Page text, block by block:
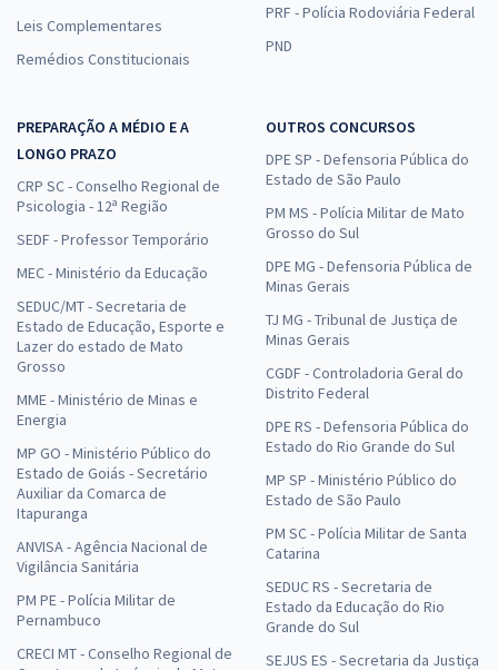
Leis Complementares
Remédios Constitucionais
PRF - Polícia Rodoviária Federal
PND
PREPARAÇÃO A MÉDIO E A
LONGO PRAZO
CRP SC - Conselho Regional de
Psicologia - 12ª Região
SEDF - Professor Temporário
MEC - Ministério da Educação
SEDUC/MT - Secretaria de
Estado de Educação, Esporte e
Lazer do estado de Mato
Grosso
MME - Ministério de Minas e
Energia
MP GO - Ministério Público do
Estado de Goiás - Secretário
Auxiliar da Comarca de
Itapuranga
ANVISA - Agência Nacional de
Vigilância Sanitária
PM PE - Polícia Militar de
Pernambuco
CRECI MT - Conselho Regional de
OUTROS CONCURSOS
DPE SP - Defensoria Pública do
Estado de São Paulo
PM MS - Polícia Militar de Mato
Grosso do Sul
DPE MG - Defensoria Pública de
Minas Gerais
TJ MG - Tribunal de Justiça de
Minas Gerais
CGDF - Controladoria Geral do
Distrito Federal
DPE RS - Defensoria Pública do
Estado do Rio Grande do Sul
MP SP - Ministério Público do
Estado de São Paulo
PM SC - Polícia Militar de Santa
Catarina
SEDUC RS - Secretaria de
Estado da Educação do Rio
Grande do Sul
SEJUS ES - Secretaria da Justiça